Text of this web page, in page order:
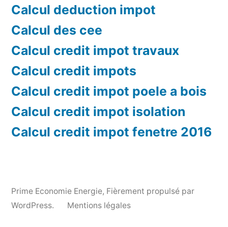
Calcul deduction impot
Calcul des cee
Calcul credit impot travaux
Calcul credit impots
Calcul credit impot poele a bois
Calcul credit impot isolation
Calcul credit impot fenetre 2016
Prime Economie Energie, Fièrement propulsé par
WordPress.
Mentions légales